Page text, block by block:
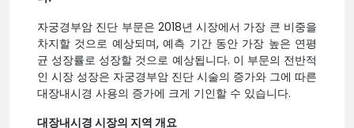
자궁경부암 진단 부문은 2018년 시장에서 가장 큰 비중을
차지할 것으로 예상되며, 예측 기간 동안 가장 높은 연평
균 성장률로 성장할 것으로 예상됩니다. 이 부문의 전반적
인 시장 성장은 자궁경부암 진단 시술의 증가와 그에 따른
대장내시경 사용의 증가에 크게 기인할 수 있습니다.
대장내시경 시장의 지역 개요